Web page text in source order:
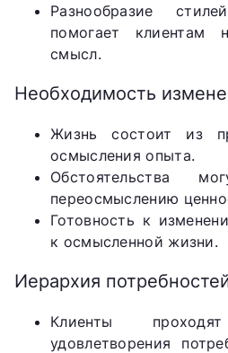
Разнообразие
помогает
смысл.
Необходимость
Жизнь состоит из
осмысления опыта.
Обстоятельства
переосмыслению
Готовность к
к осмысленной жизни.
Иерархия
Клиенты
удовлетворения